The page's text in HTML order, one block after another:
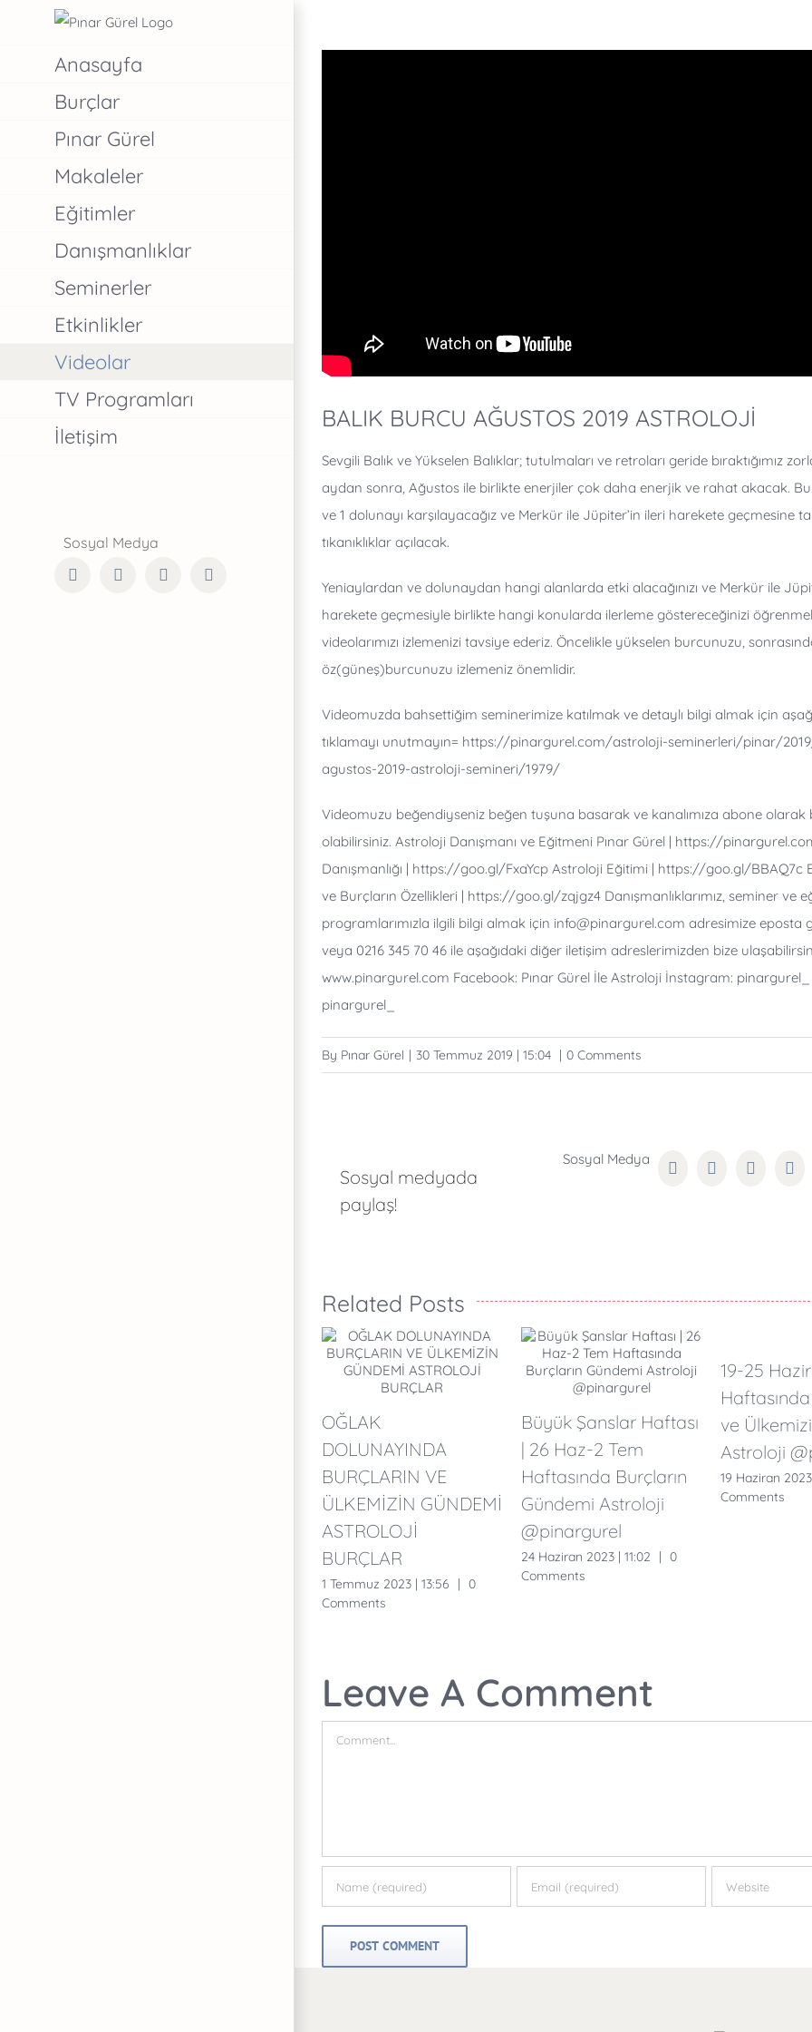
Anasayfa
Burçlar
Pınar Gürel
Makaleler
Eğitimler
Danışmanlıklar
Seminerler
Etkinlikler
Videolar
TV Programları
İletişim
FacebookTwitterInstagramYouTube
BALIK BURCU AĞUSTOS 2019 ASTROLOJİ
Sevgili Balık ve Yükselen Balıklar; tutulmaları ve retroları geride bıraktığımız
aydan sonra, Ağustos ile birlikte enerjiler çok daha enerjik ve rahat akacak.
ve 1 dolunayı karşılayacağız ve Merkür ile Jüpiter’in ileri harekete geçmesine
tıkanıklıklar açılacak.
Yeniaylardan ve dolunaydan hangi alanlarda etki alacağınızı ve Merkür ile
harekete geçmesiyle birlikte hangi konularda ilerleme göstereceğinizi
videolarımızı izlemenizi tavsiye ederiz. Öncelikle yükselen burcunuzu,
öz(güneş)burcunuzu izlemeniz önemlidir.
Videomuzda bahsettiğim seminerimize katılmak ve detaylı bilgi almak için
tıklamayı unutmayın= https://pinargurel.com/astroloji-seminerleri/pinar/
agustos-2019-astroloji-semineri/1979/
Videomuzu beğendiyseniz beğen tuşuna basarak ve kanalımıza abone olarak
olabilirsiniz. Astroloji Danışmanı ve Eğitmeni Pınar Gürel | https://
Danışmanlığı | https://goo.gl/FxaYcp Astroloji Eğitimi | https://goo.gl/BBAQ7c
ve Burçların Özellikleri | https://goo.gl/zqjgz4 Danışmanlıklarımız, seminer ve
programlarımızla ilgili bilgi almak için info@pinargurel.com adresimize eposta
veya 0216 345 70 46 ile aşağıdaki diğer iletişim adreslerimizden bize
www.pinargurel.com Facebook: Pınar Gürel İle Astroloji İnstagram: pinargurel_
pinargurel_
By Pınar Gürel 30 Temmuz 2019 | 15:04 0 Comments
Sosyal medyada
paylaş!
FacebookTwitterReddit
Related Posts
OĞLAK
DOLUNAYINDA
BURÇLARIN VE
ÜLKEMİZİN GÜNDEMİ
ASTROLOJİ
BURÇLAR
1 Temmuz 2023 | 13:56 | 0
Comments
Büyük Şanslar Haftası
| 26 Haz-2 Tem
Haftasında Burçların
Gündemi Astroloji
@pinargurel
24 Haziran 2023 | 11:02 | 0
Comments
19-25
ve
Astroloji
19 Haziran 2023
Comments
Leave A Comment
Comment